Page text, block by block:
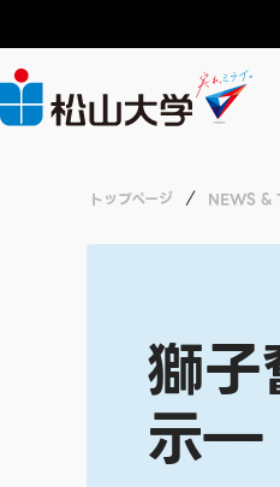
ABOUT
LIFE
トップページ NEWS &
獅
示―